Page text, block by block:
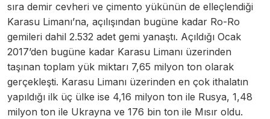
sıra demir cevheri ve çimento yükünün de elleçlendiği
Karasu Limanı’na, açılışından bugüne kadar Ro-Ro
gemileri dahil 2.532 adet gemi yanaştı. Açıldığı Ocak
2017’den bugüne kadar Karasu Limanı üzerinden
taşınan toplam yük miktarı 7,65 milyon ton olarak
gerçekleşti. Karasu Limanı üzerinden en çok ithalatın
yapıldığı ilk üç ülke ise 4,16 milyon ton ile Rusya, 1,48
milyon ton ile Ukrayna ve 176 bin ton ile Mısır oldu.